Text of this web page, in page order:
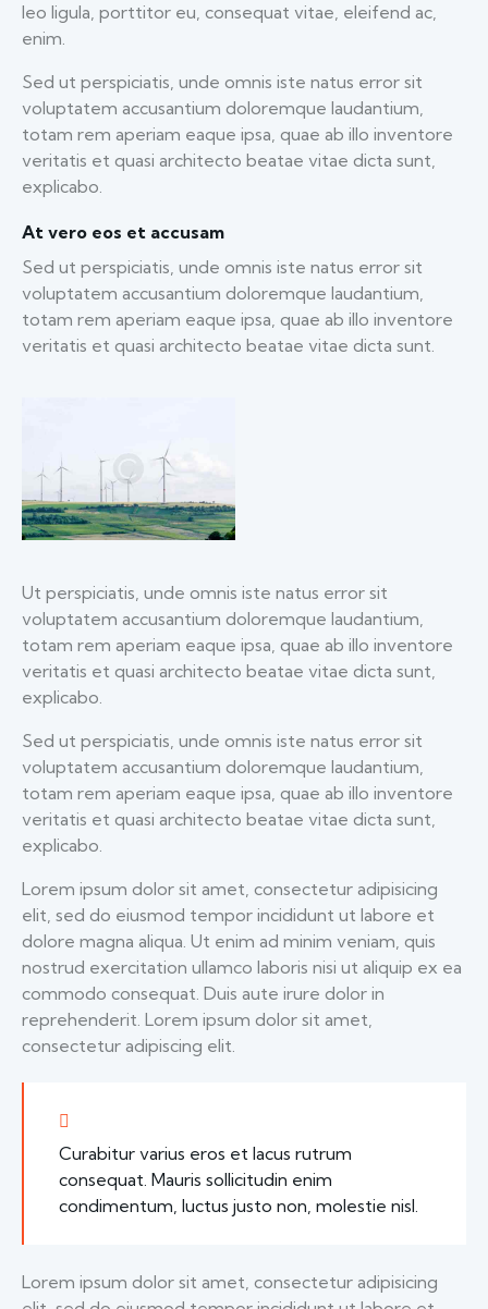
leo ligula, porttitor eu, consequat vitae, eleifend ac,
enim.
Sed ut perspiciatis, unde omnis iste natus error sit
voluptatem accusantium doloremque laudantium,
totam rem aperiam eaque ipsa, quae ab illo inventore
veritatis et quasi architecto beatae vitae dicta sunt,
explicabo.
At vero eos et accusam
Sed ut perspiciatis, unde omnis iste natus error sit
voluptatem accusantium doloremque laudantium,
totam rem aperiam eaque ipsa, quae ab illo inventore
veritatis et quasi architecto beatae vitae dicta sunt.
Ut perspiciatis, unde omnis iste natus error sit
voluptatem accusantium doloremque laudantium,
totam rem aperiam eaque ipsa, quae ab illo inventore
veritatis et quasi architecto beatae vitae dicta sunt,
explicabo.
Sed ut perspiciatis, unde omnis iste natus error sit
voluptatem accusantium doloremque laudantium,
totam rem aperiam eaque ipsa, quae ab illo inventore
veritatis et quasi architecto beatae vitae dicta sunt,
explicabo.
Lorem ipsum dolor sit amet, consectetur adipisicing
elit, sed do eiusmod tempor incididunt ut labore et
dolore magna aliqua. Ut enim ad minim veniam, quis
nostrud exercitation ullamco laboris nisi ut aliquip ex ea
commodo consequat. Duis aute irure dolor in
reprehenderit. Lorem ipsum dolor sit amet,
consectetur adipiscing elit.
Curabitur varius eros et lacus rutrum
consequat. Mauris sollicitudin enim
condimentum, luctus justo non, molestie nisl.
Lorem ipsum dolor sit amet, consectetur adipisicing